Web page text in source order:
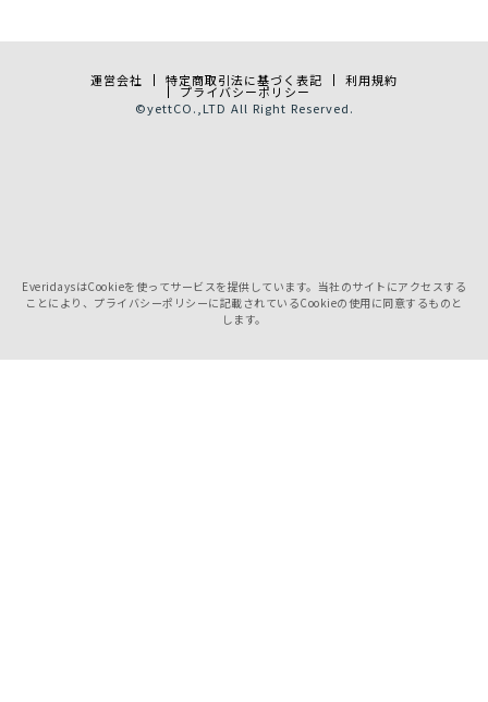
運営会社 特定商取引法に基づく表記 利用規約
プライバシーポリシー
©yettCO.,LTD All Right Reserved.
EveridaysはCookieを使ってサービスを提供しています。当社のサイトにアクセスする
ことにより、プライバシーポリシーに記載されているCookieの使用に同意するものと
します。